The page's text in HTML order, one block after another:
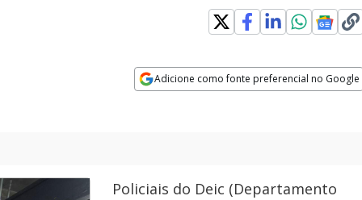
Adicione como fonte preferencial no Google
Policiais do Deic (Departamento